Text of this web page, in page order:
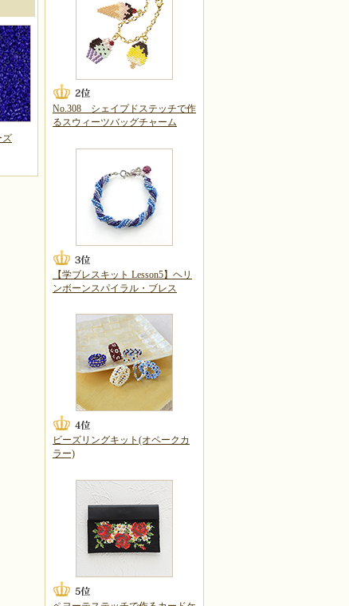
ズ
No.308 シェイプドステッチで作
るスウィーツバッグチャーム
【学ブレスキット Lesson5】ヘリ
ンボーンスパイラル・ブレス
ビーズリングキット(オペークカ
ラー)